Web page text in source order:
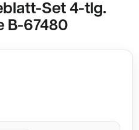
Set 4-tlg.
B-67480